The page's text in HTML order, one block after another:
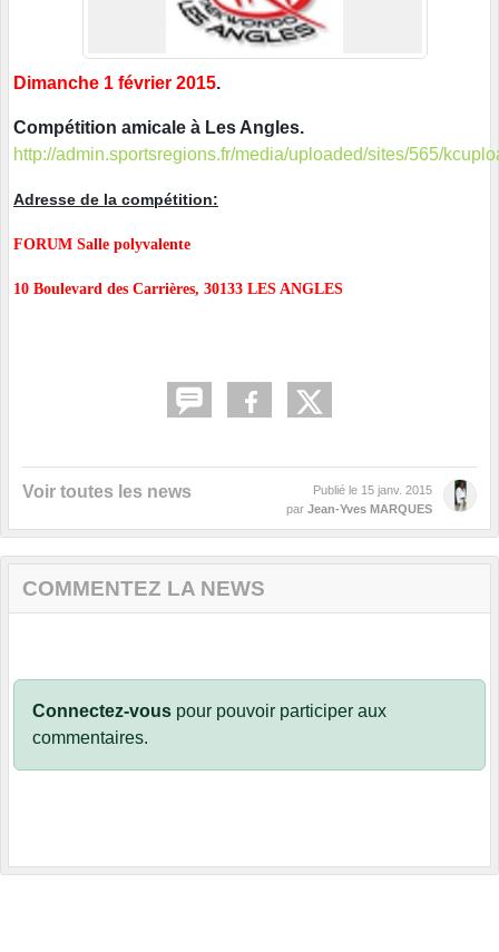
Dimanche 1 février 2015.
Compétition amicale à Les Angles.
http://admin.sportsregions.fr/media/uploaded/sites/565/
Adresse de la compétition:
FORUM Salle polyvalente
10 Boulevard des Carrières, 30133 LES ANGLES
Voir toutes les news Publié le 15 janv. 2015
par Jean-Yves MARQUES
COMMENTEZ LA NEWS
Connectez-vous pour pouvoir participer aux
commentaires.